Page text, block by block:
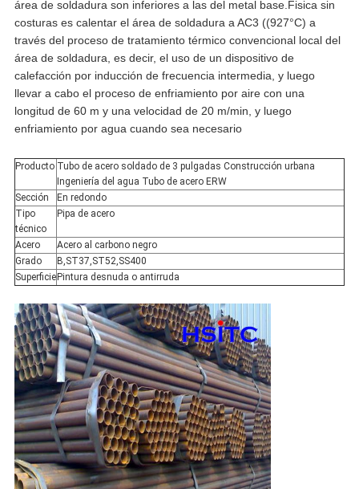
área de soldadura son inferiores a las del metal base.Fisica sin
costuras es calentar el área de soldadura a AC3 ((927°C) a
través del proceso de tratamiento térmico convencional local del
área de soldadura, es decir, el uso de un dispositivo de
calefacción por inducción de frecuencia intermedia, y luego
llevar a cabo el proceso de enfriamiento por aire con una
longitud de 60 m y una velocidad de 20 m/min, y luego
enfriamiento por agua cuando sea necesario
Producto Tubo de acero soldado de 3 pulgadas Construcción urbana
Ingeniería del agua Tubo de acero ERW
Sección
En redondo
Tipo
técnico
Pipa de acero
Acero
Acero al carbono negro
Grado
B,ST37,ST52,SS400
Superficie Pintura desnuda o antirruda